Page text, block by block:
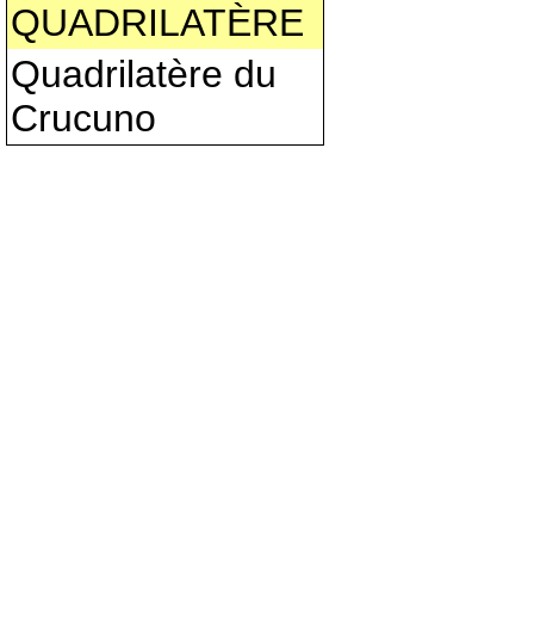
QUADRILATÈRE
Quadrilatère du
Crucuno